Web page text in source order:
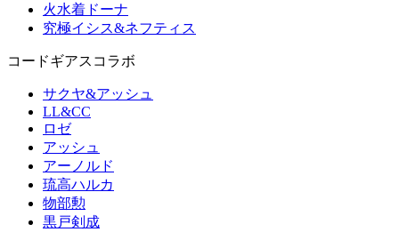
火水着ドーナ
究極イシス&ネフティス
コードギアスコラボ
サクヤ&アッシュ
LL&CC
ロゼ
アッシュ
アーノルド
琉高ハルカ
物部勲
黒戸剣成